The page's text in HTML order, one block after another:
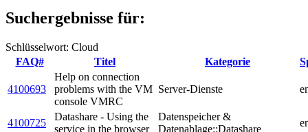
Suchergebnisse für:
Schlüsselwort: Cloud
FAQ#
Titel Kategorie
4100693
Help on connection
problems with the VM
console VMRC
Server-Dienste
4100725
Datashare - Using the
service in the browser
Datenspeicher &
Datenablage::Datashare